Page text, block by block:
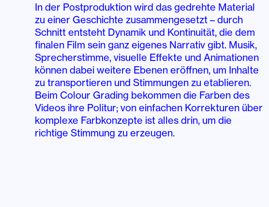
In der Postproduktion wird das gedrehte Material
zu einer Geschichte zusammengesetzt – durch
Schnitt entsteht Dynamik und Kontinuität, die dem
finalen Film sein ganz eigenes Narrativ gibt. Musik,
Sprecherstimme, visuelle Effekte und Animationen
können dabei weitere Ebenen eröffnen, um Inhalte
zu transportieren und Stimmungen zu etablieren.
Beim Colour Grading bekommen die Farben des
Videos ihre Politur; von einfachen Korrekturen über
komplexe Farbkonzepte ist alles drin, um die
richtige Stimmung zu erzeugen.